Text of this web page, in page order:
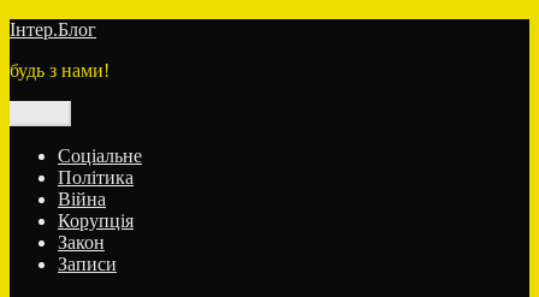
Перейти
вмісту
Інтер.Блог
будь з нами!
Соціальне
Політика
Війна
Корупція
Закон
Записи